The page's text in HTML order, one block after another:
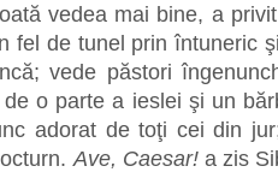
vedea mai bine, a
fel de tunel prin întuneric
vede păstori
o parte a ieslei şi un
adorat de toţi cei din
Ave, Caesar!a zis